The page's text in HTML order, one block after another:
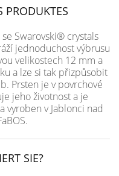
PRODUKTES
Swarovski® crystals
jednoduchost výbrusu
velikostech 12 mm a
a lze si tak přizpůsobit
Prsten je v povrchové
jeho životnost a je
vyroben v Jablonci nad
SIE?